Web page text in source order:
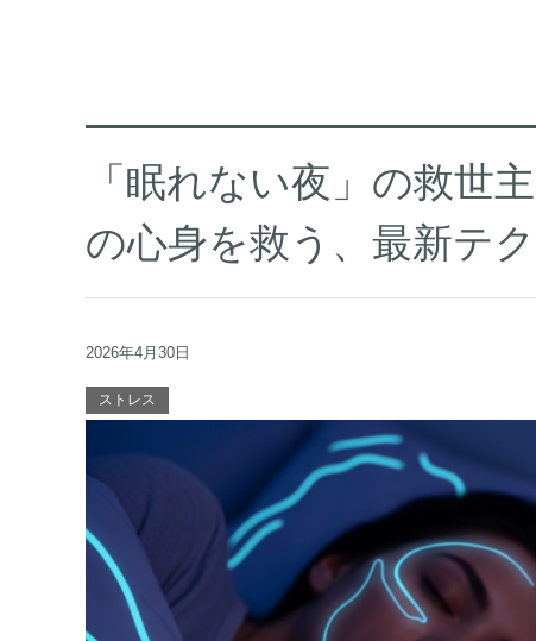
「眠れない夜」の救世
の心身を救う、最新テ
2026年4月30日
ストレス